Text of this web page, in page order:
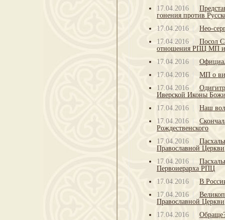
17.04.2016
гонения против
17.04.2016
Нео-
17.04.2016
Посол
отношения РПЦ МП
17.04.2016
17.04.2016
МП о
17.04.2016
Иверской Иконы
17.04.2016
Наш
17.04.2016
Рождественского
17.04.2016
Православной Церкви
17.04.2016
Первоиерарха РПЦ
17.04.2016
В
17.04.2016
Православной Церкви
17.04.2016